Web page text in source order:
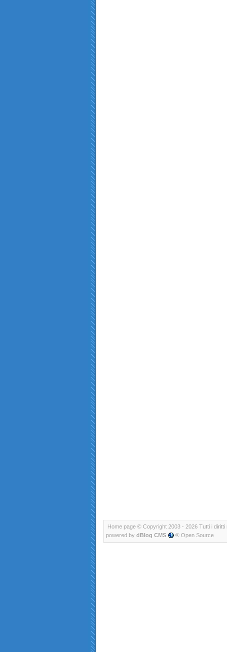
Home page © Copyright 2003 - 2026 Tutti i diritti
powered by dBlog CMS ® Open Source